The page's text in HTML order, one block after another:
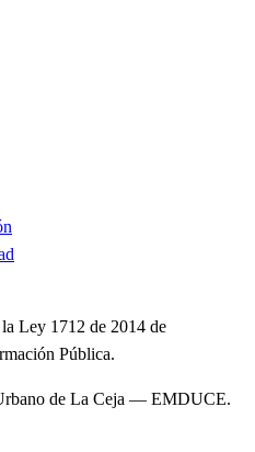
Ley 1712 de 2014 de
Pública.
de La Ceja — EMDUCE.